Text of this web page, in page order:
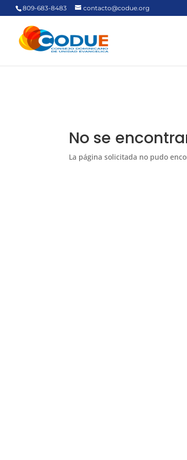
809-683-8483 contacto@codue.org
No se
La página solicitada no pudo